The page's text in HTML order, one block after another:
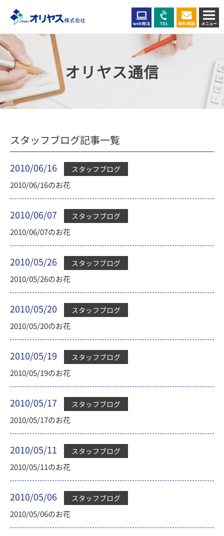
オリヤス通信
スタッフブログ記事一覧
2010/06/16 スタッフブログ
2010/06/16のお花
2010/06/07 スタッフブログ
2010/06/07のお花
2010/05/26 スタッフブログ
2010/05/26のお花
2010/05/20 スタッフブログ
2010/05/20のお花
2010/05/19 スタッフブログ
2010/05/19のお花
2010/05/17 スタッフブログ
2010/05/17のお花
2010/05/11 スタッフブログ
2010/05/11のお花
2010/05/06 スタッフブログ
2010/05/06のお花